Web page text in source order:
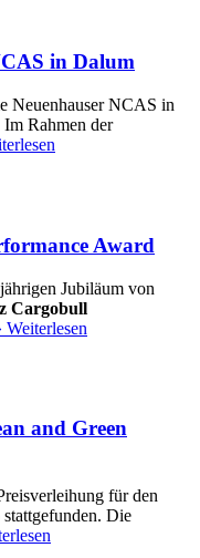
in Dalum
Neuenhauser NCAS in
Rahmen der
Award
Jubiläum von
Cargobull
Weiterlesen
and Green
für den
Die